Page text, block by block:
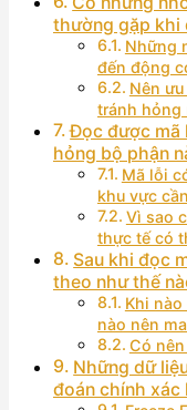
thường gặp khi
Những
đến động
Nên
tránh hỏng
Đọc được mã
hỏng bộ phận
Mã lỗi
khu vực
Vì sao
thực tế có
Sau khi đọc
theo như thế
Khi
nào nên
Có
Những dữ
đoán chính xác